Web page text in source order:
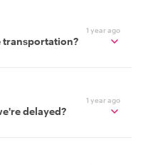
1 year ago
transportation?
1 year ago
delayed?